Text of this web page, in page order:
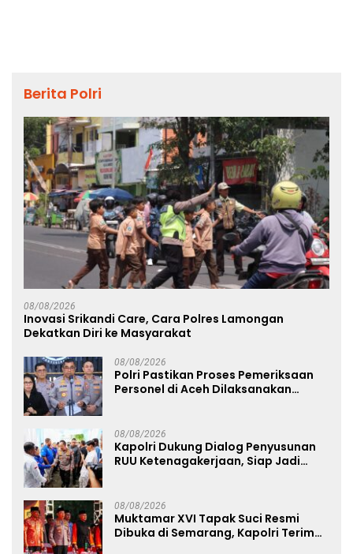
Berita Polri
08/08/2026
Inovasi Srikandi Care, Cara Polres Lamongan
Dekatkan Diri ke Masyarakat
08/08/2026
Polri Pastikan Proses Pemeriksaan
Personel di Aceh Dilaksanakan
08/08/2026
Kapolri Dukung Dialog Penyusunan
RUU Ketenagakerjaan, Siap Jadi
08/08/2026
Muktamar XVI Tapak Suci Resmi
Dibuka di Semarang, Kapolri Terima